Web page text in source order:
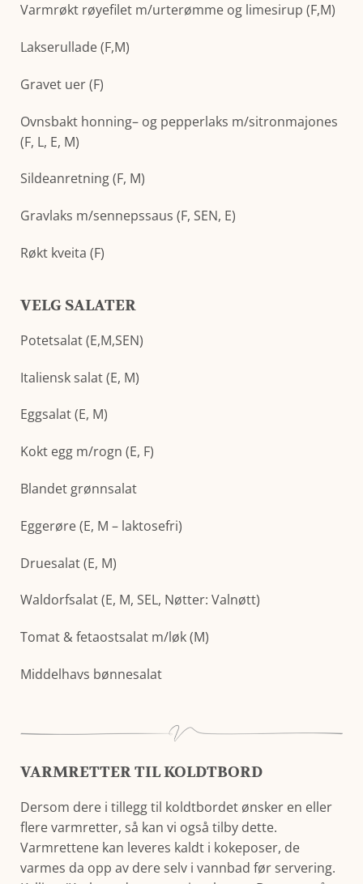
Varmrøkt røyefilet m/urterømme og limesirup (F,M)
Lakserullade (F,M)
Gravet uer (F)
Ovnsbakt honning– og pepperlaks m/sitronmajones
(F, L, E, M)
Sildeanretning (F, M)
Gravlaks m/sennepssaus (F, SEN, E)
Røkt kveita (F)
VELG SALATER
Potetsalat (E,M,SEN)
Italiensk salat (E, M)
Eggsalat (E, M)
Kokt egg m/rogn (E, F)
Blandet grønnsalat
Eggerøre (E, M – laktosefri)
Druesalat (E, M)
Waldorfsalat (E, M, SEL, Nøtter: Valnøtt)
Tomat & fetaostsalat m/løk (M)
Middelhavs bønnesalat
VARMRETTER TIL KOLDTBORD
Dersom dere i tillegg til koldtbordet ønsker en eller
flere varmretter, så kan vi også tilby dette.
Varmrettene kan leveres kaldt i kokeposer, de
varmes da opp av dere selv i vannbad før servering.